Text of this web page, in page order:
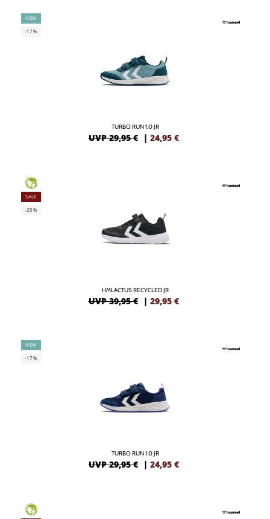
NEW
-17%
TURBO RUN 1.0 JR
UVP 29,95 € | 24,95 €
GREEN
SALE
-25%
HMLACTUS RECYCLED JR
UVP 39,95 € | 29,95 €
NEW
-17%
TURBO RUN 1.0 JR
UVP 29,95 € | 24,95 €
GREEN